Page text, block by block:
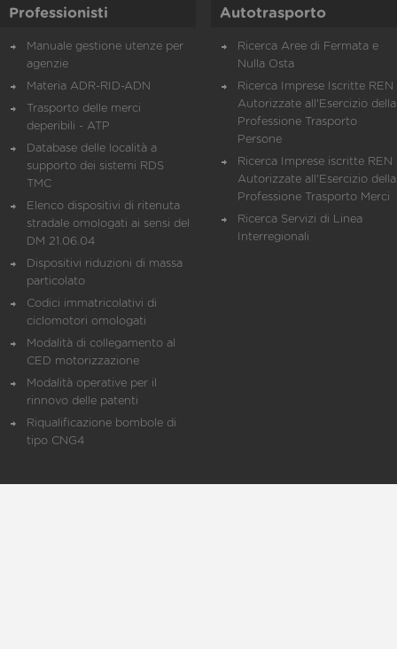
Professionisti
Manuale gestione utenze per
agenzie
Materia ADR-RID-ADN
Trasporto delle merci
deperibili - ATP
Database delle località a
supporto dei sistemi RDS
TMC
Elenco dispositivi di ritenuta
stradale omologati ai sensi del
DM 21.06.04
Dispositivi riduzioni di massa
particolato
Codici immatricolativi di
ciclomotori omologati
Modalità di collegamento al
CED motorizzazione
Modalità operative per il
rinnovo delle patenti
Riqualificazione bombole di
tipo CNG4
Autotrasporto
Ricerca Aree di Fermata e
Nulla Osta
Ricerca Imprese Iscritte REN
Autorizzate all'Esercizio della
Professione Trasporto
Persone
Ricerca Imprese iscritte REN
Autorizzate all'Esercizio della
Professione Trasporto Merci
Ricerca Servizi di Linea
Interregionali